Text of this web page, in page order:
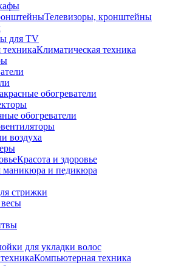
Телевизоры, кронштейны
для TV
Климатическая техника
обогреватели
обогреватели
воздуха
Красота и здоровье
маникюра и педикюра
стрижки
для укладки волос
Компьютерная техника